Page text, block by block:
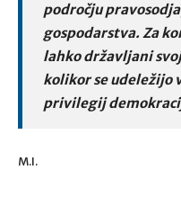
področju
gospodarstva. Za
lahko državljani
kolikor se udeležijo
privilegij
M.I.